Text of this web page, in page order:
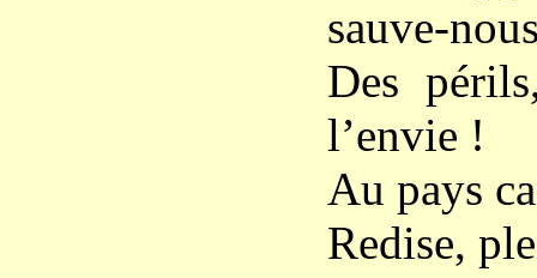
sauve-
Des
l’envie !
Au pays
Redise,